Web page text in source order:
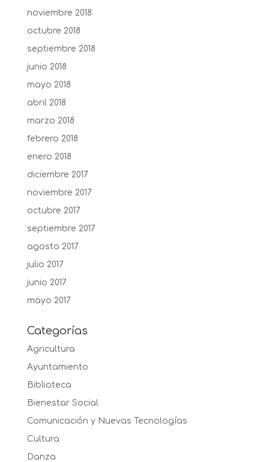
noviembre 2018
octubre 2018
septiembre 2018
junio 2018
mayo 2018
abril 2018
marzo 2018
febrero 2018
enero 2018
diciembre 2017
noviembre 2017
octubre 2017
septiembre 2017
agosto 2017
julio 2017
junio 2017
mayo 2017
Categorías
Agricultura
Ayuntamiento
Biblioteca
Bienestar Social
Comunicación y Nuevas Tecnologías
Cultura
Danza